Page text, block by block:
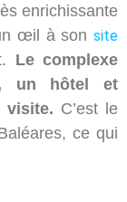
enrichissante
œil à son site
Le complexe
un hôtel et
visite. C’est le
ce qui